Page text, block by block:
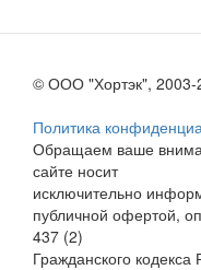
© ООО "Хортэк", 2003-
Политика
Обращаем ваше
сайте носит
исключительно
публичной офертой,
437 (2)
Гражданского кодекса